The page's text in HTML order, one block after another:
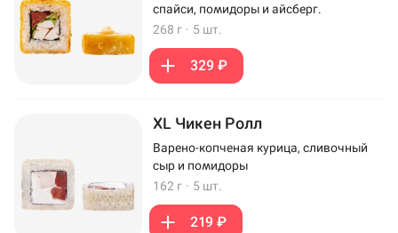
спайси, помидоры и айсберг.
268 г · 5 шт.
329 ₽
XL Чикен Ролл
Варено-копченая курица, сливочный
сыр и помидоры
162 г · 5 шт.
219 ₽